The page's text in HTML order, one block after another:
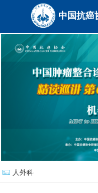
中国抗癌
器人外科